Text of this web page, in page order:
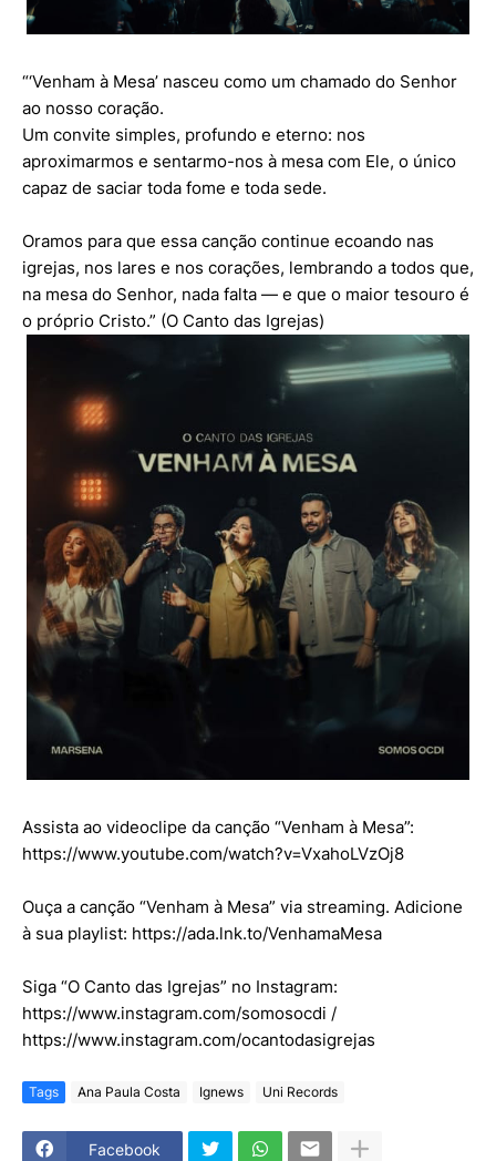
“‘Venham à Mesa’ nasceu como um chamado do Senhor
ao nosso coração.
Um convite simples, profundo e eterno: nos
aproximarmos e sentarmo-nos à mesa com Ele, o único
capaz de saciar toda fome e toda sede.
Oramos para que essa canção continue ecoando nas
igrejas, nos lares e nos corações, lembrando a todos que,
na mesa do Senhor, nada falta — e que o maior tesouro é
o próprio Cristo.” (O Canto das Igrejas)
Assista ao videoclipe da canção “Venham à Mesa”:
https://www.youtube.com/watch?v=VxahoLVzOj8
Ouça a canção “Venham à Mesa” via streaming. Adicione
à sua playlist: https://ada.lnk.to/VenhamaMesa
Siga “O Canto das Igrejas” no Instagram:
https://www.instagram.com/somosocdi /
https://www.instagram.com/ocantodasigrejas
Tags Ana Paula Costa Ignews Uni Records
Facebook